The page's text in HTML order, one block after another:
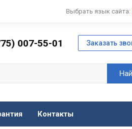
Выбрать язык сайта:
007-55-01
Контакты